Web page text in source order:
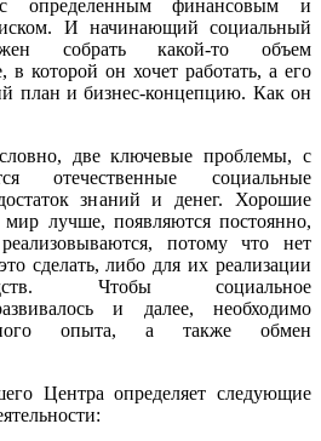
с определенным финансовым и
И начинающий социальный
собрать какой-то объем
которой он хочет работать, а его
план и бизнес-концепцию. Как он
две ключевые проблемы, с
отечественные социальные
знаний и денег. Хорошие
лучше, появляются постоянно,
потому что нет
сделать, либо для их реализации
Чтобы социальное
и далее, необходимо
опыта, а также обмен
Центра определяет следующие